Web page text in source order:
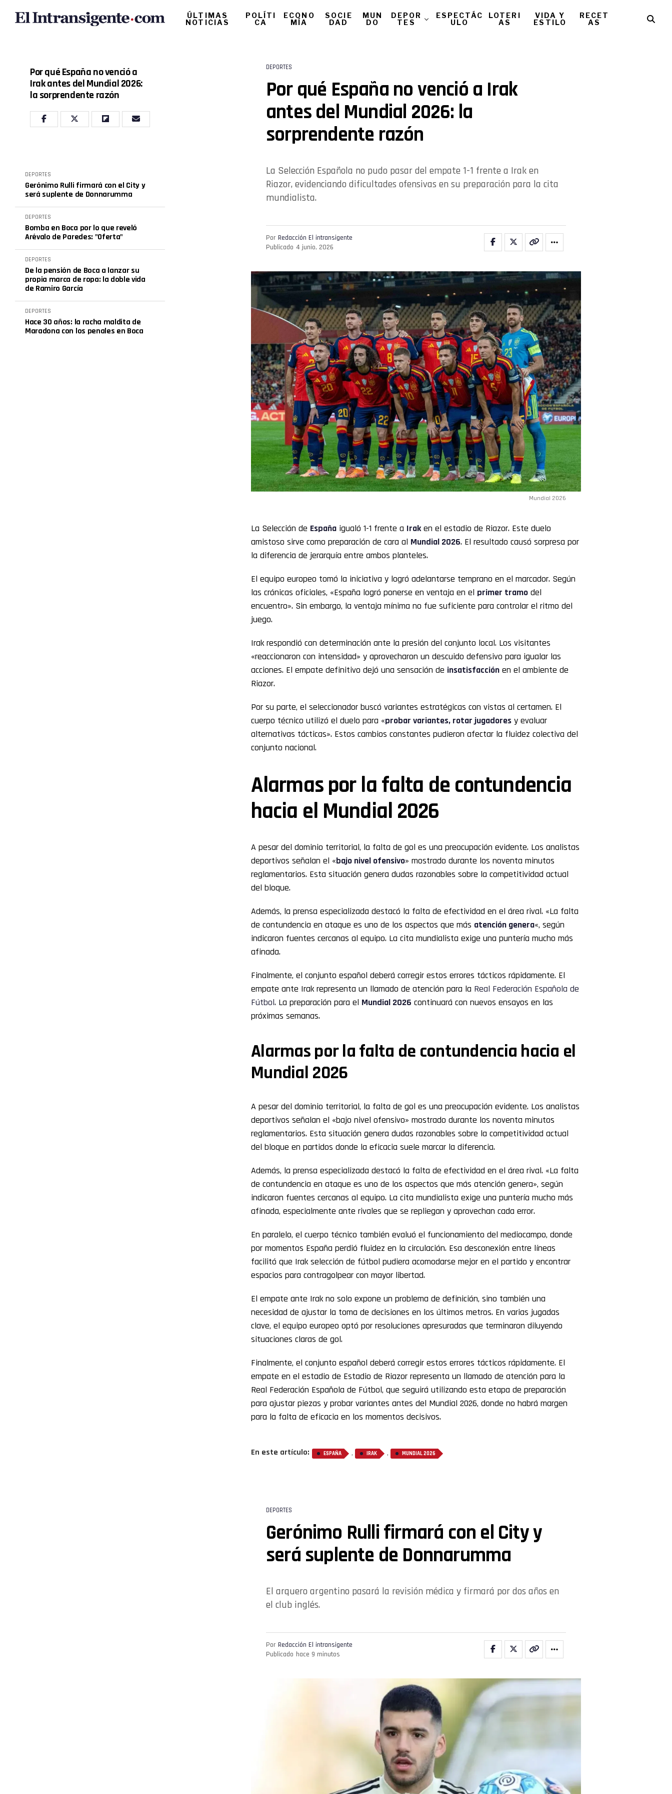
ÚLTIMAS
NOTICIAS
POLÍTI
CA
ECONO
MÍA
SOCIE
DAD
MUN
DO
DEPOR
TES
ESPECTÁC
ULO
LOTERI
AS
VIDA Y
ESTILO
RECET
AS
Por qué España no venció a
Irak antes del Mundial 2026:
la sorprendente razón
DEPORTES
Gerónimo Rulli firmará con el City y
será suplente de Donnarumma
DEPORTES
Bomba en Boca por lo que reveló
Arévalo de Paredes: "Oferta"
DEPORTES
De la pensión de Boca a lanzar su
propia marca de ropa: la doble vida
de Ramiro García
DEPORTES
Hace 30 años: la racha maldita de
Maradona con los penales en Boca
DEPORTES
Por qué España no venció a Irak
antes del Mundial 2026: la
sorprendente razón
La Selección Española no pudo pasar del empate 1-1 frente a Irak en
Riazor, evidenciando dificultades ofensivas en su preparación para la cita
mundialista.
Por Redacción El intransigente
Publicado 4 junio, 2026
Mundial 2026
La Selección de España igualó 1-1 frente a Iraken el estadio de Riazor. Este duelo
amistoso sirve como preparación de cara al Mundial 2026. El resultado causó sorpresa por
la diferencia de jerarquía entre ambos planteles.
El equipo europeo tomó la iniciativa y logró adelantarse temprano en el marcador. Según
las crónicas oficiales, «España logró ponerse en ventaja en el primer tramo del
encuentro». Sin embargo, la ventaja mínima no fue suficiente para controlar el ritmo del
juego.
Irak respondió con determinación ante la presión del conjunto local. Los visitantes
«reaccionaron con intensidad» y aprovecharon un descuido defensivo para igualar las
acciones. El empate definitivo dejó una sensación de insatisfacción en el ambiente de
Riazor.
Por su parte, el seleccionador buscó variantes estratégicas con vistas al certamen. El
cuerpo técnico utilizó el duelo para «probar variantes, rotar jugadores y evaluar
alternativas tácticas». Estos cambios constantes pudieron afectar la fluidez colectiva del
conjunto nacional.
Alarmas por la falta de contundencia
hacia el Mundial 2026
A pesar del dominio territorial, la falta de gol es una preocupación evidente. Los analistas
deportivos señalan el «bajo nivel ofensivo» mostrado durante los noventa minutos
reglamentarios. Esta situación genera dudas razonables sobre la competitividad actual
del bloque.
Además, la prensa especializada destacó la falta de efectividad en el área rival. «La falta
de contundencia en ataque es uno de los aspectos que más atención genera«, según
indicaron fuentes cercanas al equipo. La cita mundialista exige una puntería mucho más
afinada.
Finalmente, el conjunto español deberá corregir estos errores tácticos rápidamente. El
empate ante Irak representa un llamado de atención para la Real Federación Española de
Fútbol. La preparación para el Mundial 2026 continuará con nuevos ensayos en las
próximas semanas.
Alarmas por la falta de contundencia hacia el
Mundial 2026
A pesar del dominio territorial, la falta de gol es una preocupación evidente. Los analistas
deportivos señalan el «bajo nivel ofensivo» mostrado durante los noventa minutos
reglamentarios. Esta situación genera dudas razonables sobre la competitividad actual
del bloque en partidos donde la eficacia suele marcar la diferencia.
Además, la prensa especializada destacó la falta de efectividad en el área rival. «La falta
de contundencia en ataque es uno de los aspectos que más atención genera», según
indicaron fuentes cercanas al equipo. La cita mundialista exige una puntería mucho más
afinada, especialmente ante rivales que se repliegan y aprovechan cada error.
En paralelo, el cuerpo técnico también evaluó el funcionamiento del mediocampo, donde
por momentos España perdió fluidez en la circulación. Esa desconexión entre líneas
facilitó que Irak selección de fútbol pudiera acomodarse mejor en el partido y encontrar
espacios para contragolpear con mayor libertad.
El empate ante Irak no solo expone un problema de definición, sino también una
necesidad de ajustar la toma de decisiones en los últimos metros. En varias jugadas
clave, el equipo europeo optó por resoluciones apresuradas que terminaron diluyendo
situaciones claras de gol.
Finalmente, el conjunto español deberá corregir estos errores tácticos rápidamente. El
empate en el estadio de Estadio de Riazor representa un llamado de atención para la
Real Federación Española de Fútbol, que seguirá utilizando esta etapa de preparación
para ajustar piezas y probar variantes antes del Mundial 2026, donde no habrá margen
para la falta de eficacia en los momentos decisivos.
En este artículo: ESPAÑA , IRAK , MUNDIAL 2026
DEPORTES
Gerónimo Rulli firmará con el City y
será suplente de Donnarumma
El arquero argentino pasará la revisión médica y firmará por dos años en
el club inglés.
Por Redacción El intransigente
Publicado hace 9 minutos